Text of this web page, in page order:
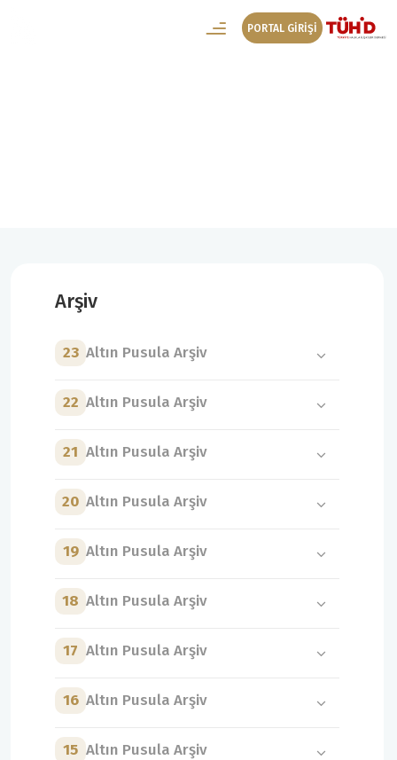
PORTAL GİRİŞİ
Arşiv
23 Altın Pusula Arşiv
22 Altın Pusula Arşiv
21 Altın Pusula Arşiv
20 Altın Pusula Arşiv
19 Altın Pusula Arşiv
18 Altın Pusula Arşiv
17 Altın Pusula Arşiv
16 Altın Pusula Arşiv
15 Altın Pusula Arşiv